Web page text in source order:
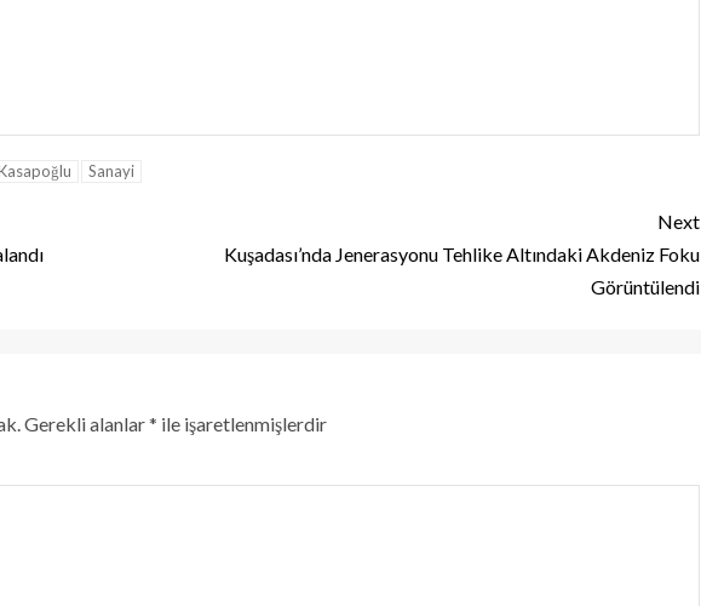
Sanayi
Next
Kuşadası’nda Jenerasyonu Tehlike Altındaki Akdeniz Foku
Görüntülendi
Gerekli alanlar* ile işaretlenmişlerdir